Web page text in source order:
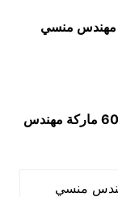
مهندس منسي
ماركة مهندس